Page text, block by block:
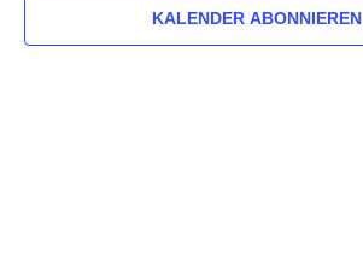
KALENDER ABONNIEREN